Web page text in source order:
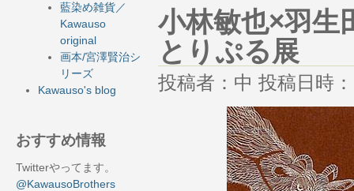
藍染め雑貨／
Kawauso
original
画本/宮澤賢治シ
リーズ
Kawauso's blog
おすすめ情報
Twitterやってます。
@KawausoBrothers
小林敏也×羽
とりぷる展
投稿者：中 投稿日時